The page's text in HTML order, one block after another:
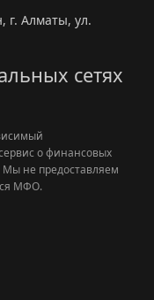
г. Алматы, ул.
сетях
о финансовых
Мы не предоставляем
МФО.